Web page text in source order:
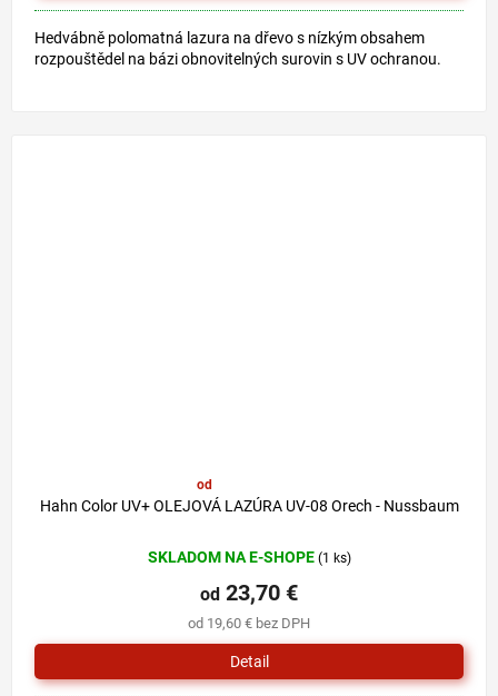
Hedvábně polomatná lazura na dřevo s nízkým obsahem
rozpouštědel na bázi obnovitelných surovin s UV ochranou.
od
Hahn Color UV+ OLEJOVÁ LAZÚRA UV-08 Orech - Nussbaum
SKLADOM NA E-SHOPE (1 ks)
od 19,60 € bez DPH
od 23,70 €
Detail